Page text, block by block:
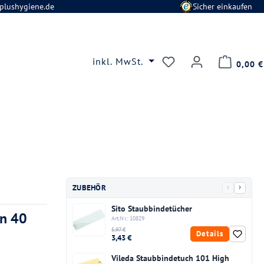
Sicher einkaufen
inkl. MwSt. Du hast 0 0,00 €
40
ZUBEHÖR ‹ ›
Sito Staubbindetücher
Art.Nr.: 10829
5,97 €
3,43 € Details
Vileda Staubbindetuch 101 High